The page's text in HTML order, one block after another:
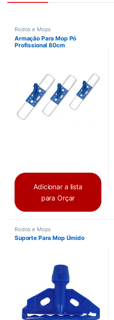
Rodos e Mops
Armação Para Mop Pó
Profissional 80cm
Adicionar a lista
para Orçar
Rodos e Mops
Suporte Para Mop Úmido